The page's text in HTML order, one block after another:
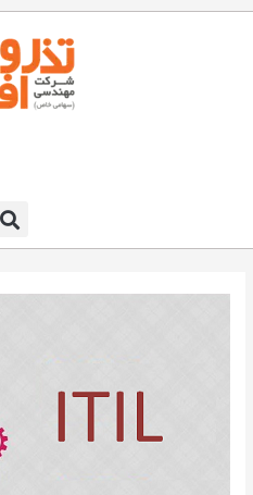
رفتن
دعوت به همکاری